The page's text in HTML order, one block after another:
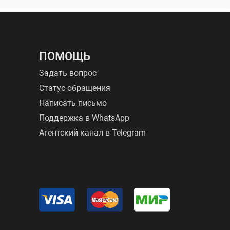
ПОМОЩЬ
Задать вопрос
Статус обращения
Написать письмо
Поддержка в WhatsApp
Агентский канал в Telegram